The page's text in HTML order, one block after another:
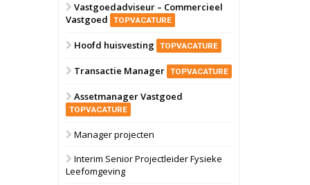
Oranje
28 september 2026
bedrijventerrein
Bekijk
Schuinesloot
Vastgoedadviseur – Commercieel
Vastgoed
TOPVACATURE
Hoofd huisvesting TOPVACATURE
Transactie Manager TOPVACATURE
Assetmanager Vastgoed
TOPVACATURE
Manager projecten
Interim Senior Projectleider Fysieke
Leefomgeving